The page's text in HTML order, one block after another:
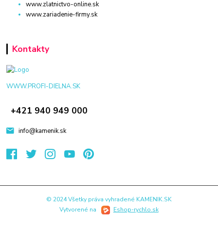
www.zlatnictvo-online.sk
www.zariadenie-firmy.sk
Kontakty
WWW.PROFI-DIELNA.SK
+421 940 949 000
info@kamenik.sk
© 2024 Všetky práva vyhradené KAMENIK.SK
Vytvorené na
Eshop-rychlo.sk